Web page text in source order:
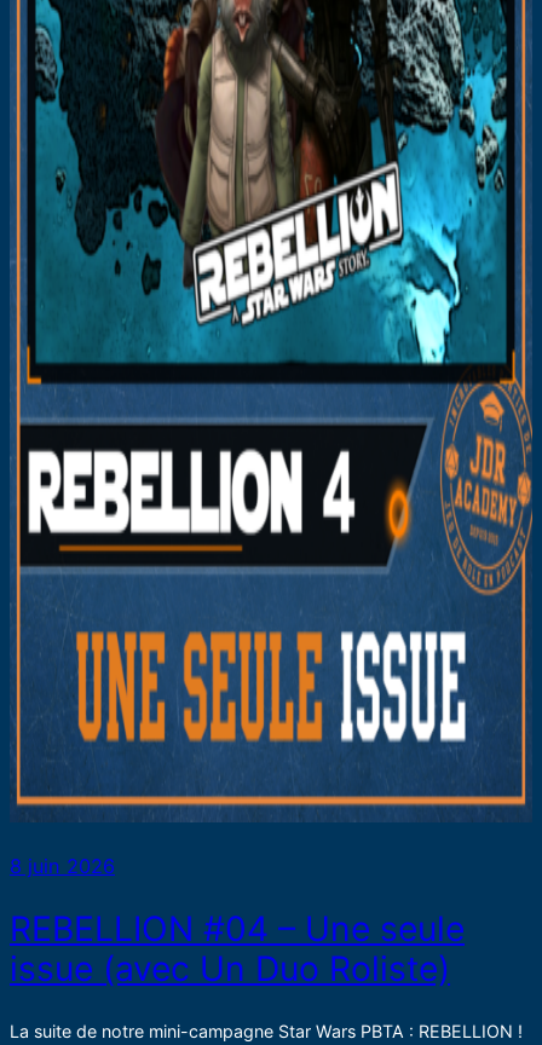
8 juin 2026
REBELLION #04 – Une seule
issue (avec Un Duo Roliste)
La suite de notre mini-campagne Star Wars PBTA : REBELLION !